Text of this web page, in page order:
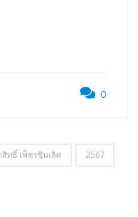
0
สิทธิ์​ เพ็ชร​ชิน​เลิศ​ 2567